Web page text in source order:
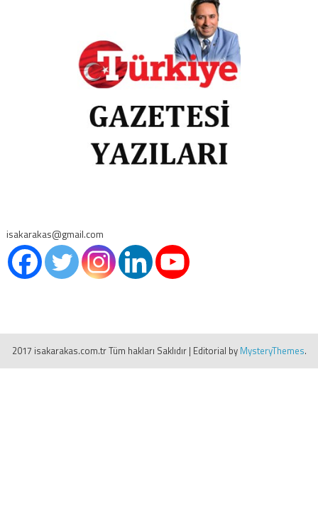
isakarakas@gmail.com
2017 isakarakas.com.tr Tüm hakları Saklıdır | Editorial by MysteryThemes.